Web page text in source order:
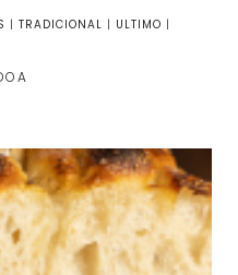
| TRADICIONAL | ULTIMO |